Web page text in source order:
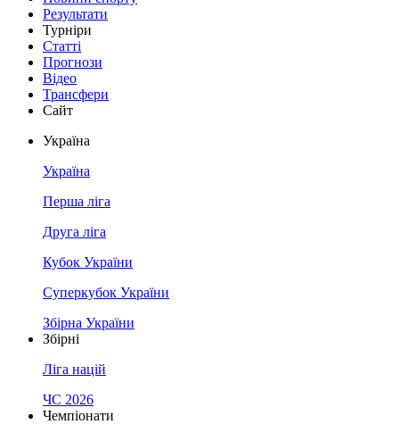
Результати
Турніри
Статті
Прогнози
Відео
Трансфери
Сайт
Україна
Україна
Перша ліга
Друга ліга
Кубок України
Суперкубок України
Збірна України
Збірні
Ліга націй
ЧС 2026
Чемпіонати